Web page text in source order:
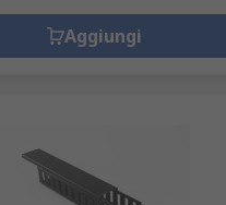
Aggiungi